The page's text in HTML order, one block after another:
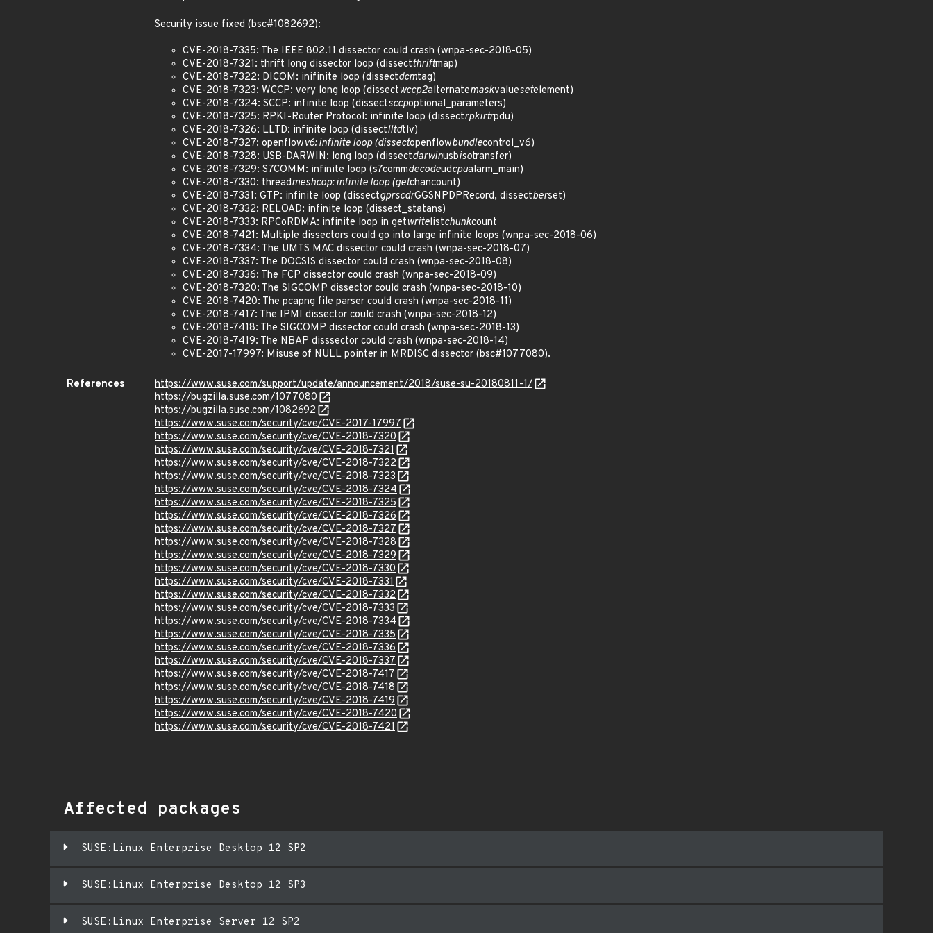
Security issue fixed (bsc#1082692):
CVE-2018-7335: The IEEE 802.11 dissector could crash (wnpa-sec-2018-05)
CVE-2018-7321: thrift long dissector loop (dissectthriftmap)
CVE-2018-7322: DICOM: inifinite loop (dissectdcmtag)
CVE-2018-7323: WCCP: very long loop (dissectwccp2alternatemaskvaluesetelement)
CVE-2018-7324: SCCP: infinite loop (dissectsccpoptional_parameters)
CVE-2018-7325: RPKI-Router Protocol: infinite loop (dissectrpkirtrpdu)
CVE-2018-7326: LLTD: infinite loop (dissectlltdtlv)
CVE-2018-7327: openflowv6: infinite loop (dissectopenflowbundlecontrol_v6)
CVE-2018-7328: USB-DARWIN: long loop (dissectdarwinusbisotransfer)
CVE-2018-7329: S7COMM: infinite loop (s7commdecodeudcpualarm_main)
CVE-2018-7330: threadmeshcop: infinite loop (getchancount)
CVE-2018-7331: GTP: infinite loop (dissectgprscdrGGSNPDPRecord, dissectberset)
CVE-2018-7332: RELOAD: infinite loop (dissect_statans)
CVE-2018-7333: RPCoRDMA: infinite loop in getwritelistchunkcount
CVE-2018-7421: Multiple dissectors could go into large infinite loops (wnpa-sec-2018-06)
CVE-2018-7334: The UMTS MAC dissector could crash (wnpa-sec-2018-07)
CVE-2018-7337: The DOCSIS dissector could crash (wnpa-sec-2018-08)
CVE-2018-7336: The FCP dissector could crash (wnpa-sec-2018-09)
CVE-2018-7320: The SIGCOMP dissector could crash (wnpa-sec-2018-10)
CVE-2018-7420: The pcapng file parser could crash (wnpa-sec-2018-11)
CVE-2018-7417: The IPMI dissector could crash (wnpa-sec-2018-12)
CVE-2018-7418: The SIGCOMP dissector could crash (wnpa-sec-2018-13)
CVE-2018-7419: The NBAP disssector could crash (wnpa-sec-2018-14)
CVE-2017-17997: Misuse of NULL pointer in MRDISC dissector (bsc#1077080).
References
https://www.suse.com/support/update/announcement/2018/suse-su-20180811-1/
https://bugzilla.suse.com/1077080
https://bugzilla.suse.com/1082692
https://www.suse.com/security/cve/CVE-2017-17997
https://www.suse.com/security/cve/CVE-2018-7320
https://www.suse.com/security/cve/CVE-2018-7321
https://www.suse.com/security/cve/CVE-2018-7322
https://www.suse.com/security/cve/CVE-2018-7323
https://www.suse.com/security/cve/CVE-2018-7324
https://www.suse.com/security/cve/CVE-2018-7325
https://www.suse.com/security/cve/CVE-2018-7326
https://www.suse.com/security/cve/CVE-2018-7327
https://www.suse.com/security/cve/CVE-2018-7328
https://www.suse.com/security/cve/CVE-2018-7329
https://www.suse.com/security/cve/CVE-2018-7330
https://www.suse.com/security/cve/CVE-2018-7331
https://www.suse.com/security/cve/CVE-2018-7332
https://www.suse.com/security/cve/CVE-2018-7333
https://www.suse.com/security/cve/CVE-2018-7334
https://www.suse.com/security/cve/CVE-2018-7335
https://www.suse.com/security/cve/CVE-2018-7336
https://www.suse.com/security/cve/CVE-2018-7337
https://www.suse.com/security/cve/CVE-2018-7417
https://www.suse.com/security/cve/CVE-2018-7418
https://www.suse.com/security/cve/CVE-2018-7419
https://www.suse.com/security/cve/CVE-2018-7420
https://www.suse.com/security/cve/CVE-2018-7421
Affected packages
SUSE:Linux Enterprise Desktop 12 SP2
SUSE:Linux Enterprise Desktop 12 SP3
SUSE:Linux Enterprise Server 12 SP2